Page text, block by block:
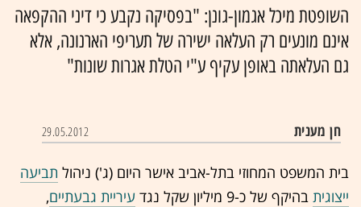
‏השופטת מיכל אגמון-גונן: "בפסיקה נקבע כי דיני ההקפאה
אינם מונעים רק העלאה ישירה של תעריפי הארנונה, אלא
גם העלאתה באופן עקיף ע"י הטלת אגרות שונות"
חן מענית 29.05.2012
תביעה
ייצוגית בהיקף של כ-9 מיליון שקל נגד עיריית גבעתיים,